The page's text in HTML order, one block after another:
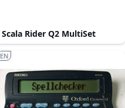
Scala Rider Q2 MultiSet
EN